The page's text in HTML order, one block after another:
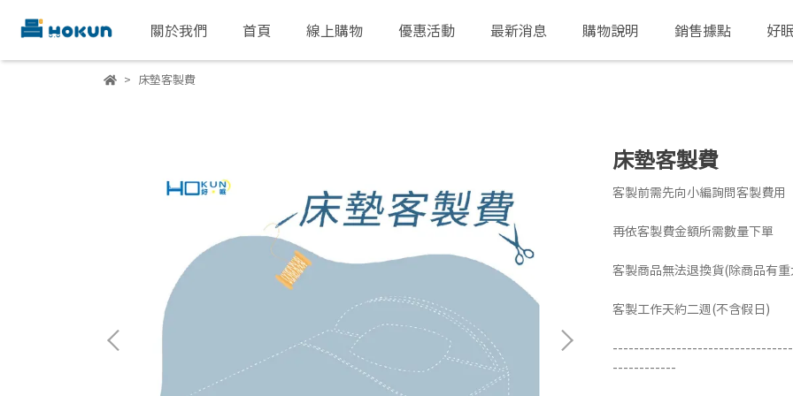
關於我們 首頁 線上購物 優惠活動 最新消息 購物說明 銷售據點 好
床墊客製費
床墊客製費
客製前需先向小編詢問客製費用
再依客製費金額所需數量下單
客製商品無法退換貨(除商品有
客製工作天約二週(不含假日)
------------